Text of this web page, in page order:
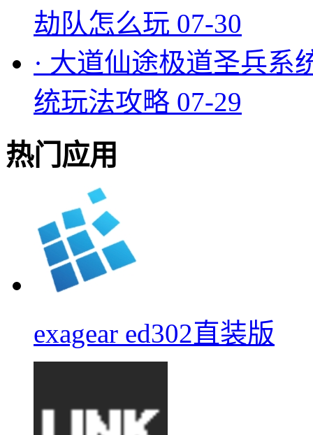
劫队怎么玩 07-30
· 大道仙途极道圣兵系
统玩法攻略 07-29
热门应用
exagear ed302直装版